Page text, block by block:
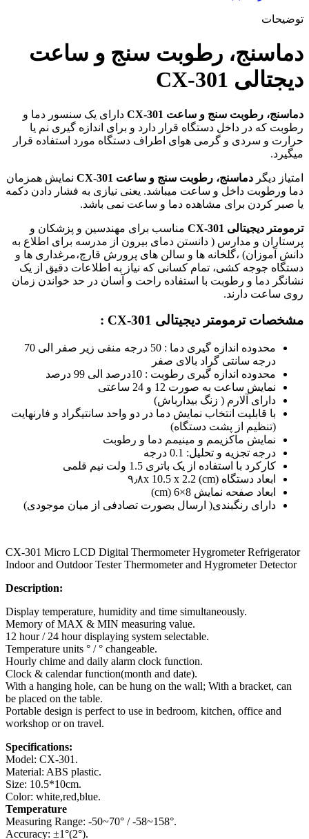
توضیحات
دماسنج، رطوبت سنج و ساعت
دیجتالی CX-301
دماسنج، رطوبت سنج و ساعت CX-301
دارای یک سنسور دما و
رطوبت که در داخل دستگاه قرار دارد و برای اندازه گیری نم یا
حرارت و سردی و گرمی هوای اطراف دستگاه مورد استفاده قرار
میگیرد.
امتیاز دیگر دماسنج، رطوبت سنج و ساعت CX-301
نمایش همزمان
دما ورطوبت داخل و ساعت میباشد. یعنی نیازی به فشار دادن دکمه
یا صبر کردن برای مشاهده دما و ساعت نمی باشد.
ترمومتر دیجیتالی CX-301
مناسب برای مهندسین و پزشکان و
پرستاران و مدارس ( دانستن دمای بیرون از مدرسه برای اطلاع به
دانش آموزان) ،گلخانه ها و سالن های پرورش قارچ،مرغداری ها و
دستگاه جوجه کشی، تمام کسانی که نیاز به اطلاعات دقیق از یک
نشانگر دما و رطوبت با استفاده راحت و آسان در حد خواندن زمان
روی ساعت دارند.
مشخصات ترمومتر دیجیتالی CX-301 :
محدوده اندازه گیری دما : 50 درجه منفی زیر صفر الی 70
درجه سانتی گراد بالای صفر
محدوده اندازه گیری رطوبت : 10درصد الی 99 درصد
نمایش ساعت به صورت 12 و 24 ساعتی
دارای آلارم ( زنگ بیدارباش)
با قابلیت انتخاب نمایش دما در دو واحد سانتیگراد و فارنهایت
(تنظیم از پشت دستگاه)
نمایش ماکزیمم و مینیمم دما و رطوبت
درجه تجزیه و تحلیل: 0.1 درجه
کارکرد با استفاده از یک باتری 1.5 ولت نیم قلمی
ابعاد دستگاه ۹٫۸x 10.5 x 2.2 (cm)
ابعاد صفحه نمایش 8×6 (cm)
دارای رنگبندی( ارسال بصورت تصادفی از میان موجودی)
CX-301 Micro LCD Digital Thermometer Hygrometer Refrigerator
Indoor and Outdoor Tester Thermometer and Hygrometer Detector
Description:
Display temperature, humidity and time simultaneously.
Memory of MAX & MIN measuring value.
12 hour / 24 hour displaying system selectable.
Temperature units ° / ° changeable.
Hourly chime and daily alarm clock function.
Clock & calendar function(month and date).
With a hanging hole, can be hung on the wall; With a bracket, can
be placed on the table.
Portable design is perfect to use in bedroom, kitchen, office and
workshop or on travel.
Specifications:
Model: CX-301.
Material: ABS plastic.
Size: 10.5*10cm.
Color: white,red,blue.
Temperature
Measuring Range: -50~70° / -58~158°.
Accuracy: ±1°(2°).